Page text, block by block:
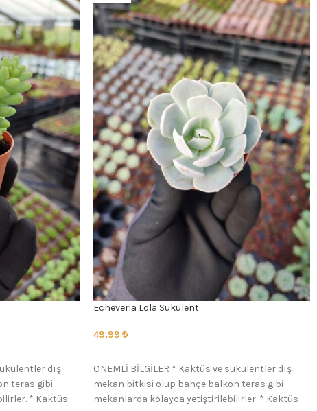
dış
teras gibi
* Kaktüs
Echeveria Lola Sukulent
49,99 ₺
ÖNEMLİ BİLGİLER * Kaktüs ve sukulentler dış
mekan bitkisi olup bahçe balkon teras gibi
mekanlarda kolayca yetiştirilebilirler. * Kaktüs